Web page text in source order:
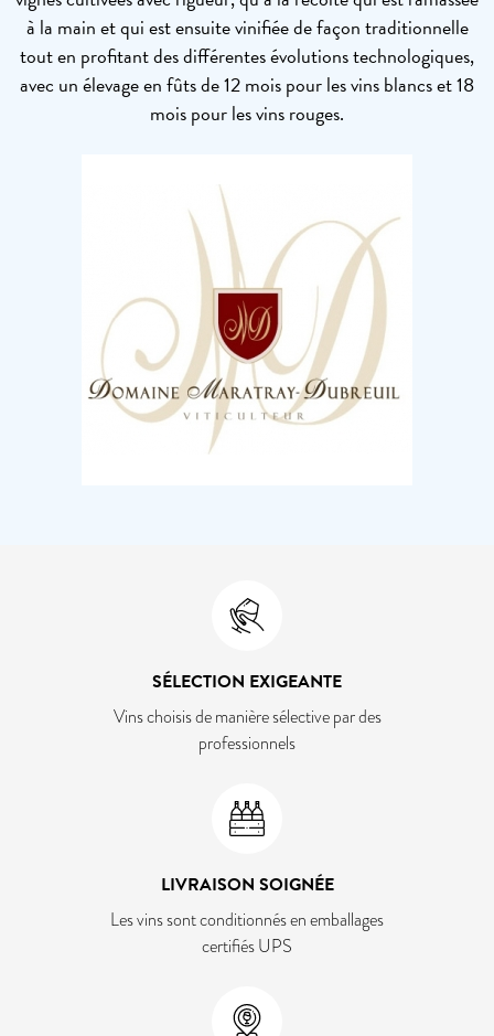
à la main et qui est ensuite vinifiée de façon traditionnelle
tout en profitant des différentes évolutions technologiques,
avec un élevage en fûts de 12 mois pour les vins blancs et 18
mois pour les vins rouges.
SÉLECTION EXIGEANTE
Vins choisis de manière sélective par des
professionnels
LIVRAISON SOIGNÉE
Les vins sont conditionnés en emballages
certifiés UPS